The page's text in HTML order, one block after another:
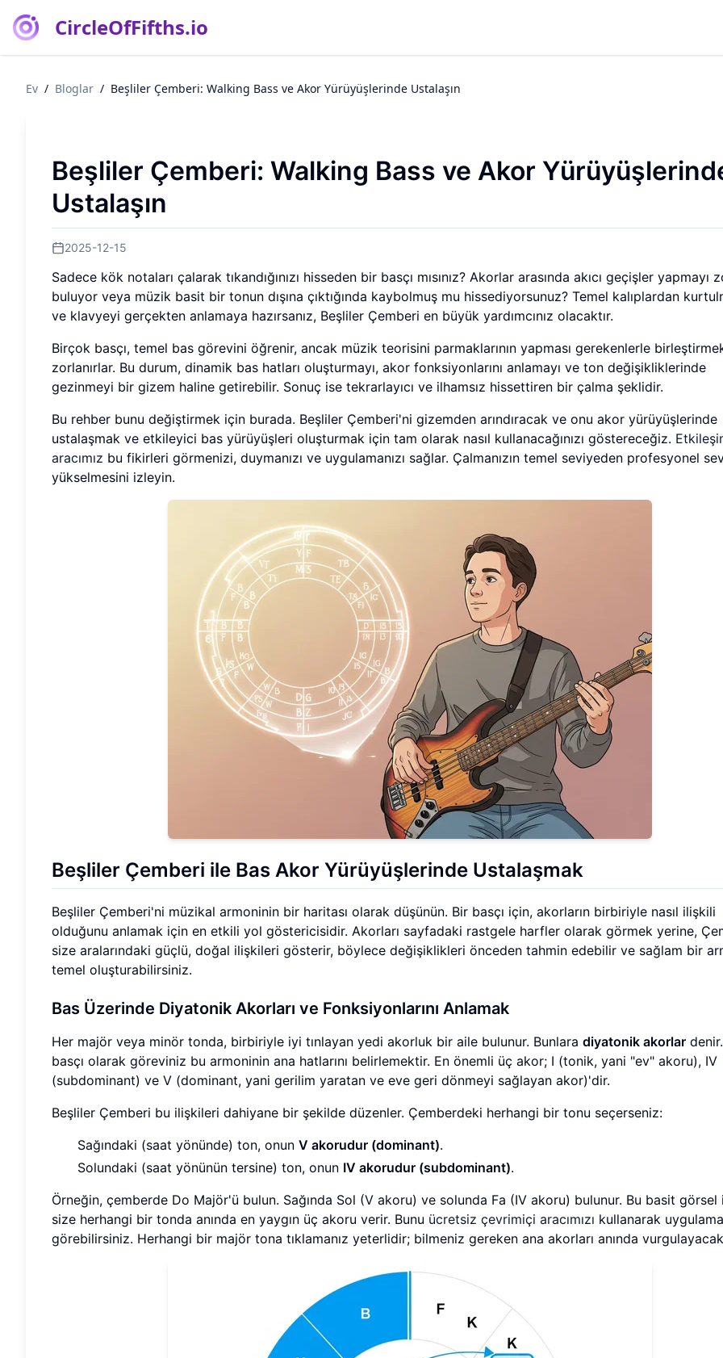
CircleOfFifths.io
Ev / Bloglar / Beşliler Çemberi: Walking Bass ve Akor Yürüyüşlerinde Ustalaşın
Beşliler Çemberi: Walking Bass ve Akor
Ustalaşın
2025-12-15
Sadece kök notaları çalarak tıkandığınızı hisseden bir basçı mısınız? Akorlar arasında akıcı geçişler yapmayı
buluyor veya müzik basit bir tonun dışına çıktığında kaybolmuş mu hissediyorsunuz? Temel kalıplardan
ve klavyeyi gerçekten anlamaya hazırsanız, Beşliler Çemberi en büyük yardımcınız olacaktır.
Birçok basçı, temel bas görevini öğrenir, ancak müzik teorisini parmaklarının yapması gerekenlerle
zorlanırlar. Bu durum, dinamik bas hatları oluşturmayı, akor fonksiyonlarını anlamayı ve ton değişikliklerinde
gezinmeyi bir gizem haline getirebilir. Sonuç ise tekrarlayıcı ve ilhamsız hissettiren bir çalma şeklidir.
Bu rehber bunu değiştirmek için burada. Beşliler Çemberi'ni gizemden arındıracak ve onu akor yürüyüşlerinde
ustalaşmak ve etkileyici bas yürüyüşleri oluşturmak için tam olarak nasıl kullanacağınızı göstereceğiz.
aracımız bu fikirleri görmenizi, duymanızı ve uygulamanızı sağlar. Çalmanızın temel seviyeden profesyonel
yükselmesini izleyin.
Beşliler Çemberi ile Bas Akor Yürüyüşlerinde Ustalaşmak
Beşliler Çemberi'ni müzikal armoninin bir haritası olarak düşünün. Bir basçı için, akorların birbiriyle nasıl ilişkili
olduğunu anlamak için en etkili yol göstericisidir. Akorları sayfadaki rastgele harfler olarak görmek yerine,
size aralarındaki güçlü, doğal ilişkileri gösterir, böylece değişiklikleri önceden tahmin edebilir ve sağlam bir
temel oluşturabilirsiniz.
Bas Üzerinde Diyatonik Akorları ve Fonksiyonlarını Anlamak
Her majör veya minör tonda, birbiriyle iyi tınlayan yedi akorluk bir aile bulunur. Bunlara diyatonik akorlar
basçı olarak göreviniz bu armoninin ana hatlarını belirlemektir. En önemli üç akor; I (tonik, yani "ev" akoru), IV
(subdominant) ve V (dominant, yani gerilim yaratan ve eve geri dönmeyi sağlayan akor)'dir.
Beşliler Çemberi bu ilişkileri dahiyane bir şekilde düzenler. Çemberdeki herhangi bir tonu seçerseniz:
Sağındaki (saat yönünde) ton, onun V akorudur (dominant).
Solundaki (saat yönünün tersine) ton, onun IV akorudur (subdominant).
Örneğin, çemberde Do Majör'ü bulun. Sağında Sol (V akoru) ve solunda Fa (IV akoru) bulunur. Bu basit görsel
size herhangi bir tonda anında en yaygın üç akoru verir. Bunu ücretsiz çevrimiçi aracımızı kullanarak
görebilirsiniz. Herhangi bir majör tona tıklamanız yeterlidir; bilmeniz gereken ana akorları anında